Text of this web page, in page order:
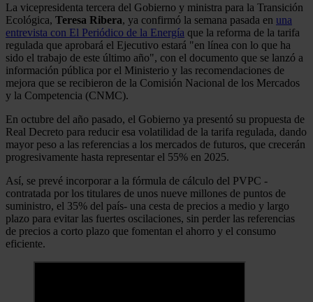
La vicepresidenta tercera del Gobierno y ministra para la Transición
Ecológica, Teresa Ribera, ya confirmó la semana pasada en una
entrevista con El Periódico de la Energía que la reforma de la tarifa
regulada que aprobará el Ejecutivo estará "en línea con lo que ha
sido el trabajo de este último año", con el documento que se lanzó a
información pública por el Ministerio y las recomendaciones de
mejora que se recibieron de la Comisión Nacional de los Mercados
y la Competencia (CNMC).
En octubre del año pasado, el Gobierno ya presentó su propuesta de
Real Decreto para reducir esa volatilidad de la tarifa regulada, dando
mayor peso a las referencias a los mercados de futuros, que crecerán
progresivamente hasta representar el 55% en 2025.
Así, se prevé incorporar a la fórmula de cálculo del PVPC -
contratada por los titulares de unos nueve millones de puntos de
suministro, el 35% del país- una cesta de precios a medio y largo
plazo para evitar las fuertes oscilaciones, sin perder las referencias
de precios a corto plazo que fomentan el ahorro y el consumo
eficiente.